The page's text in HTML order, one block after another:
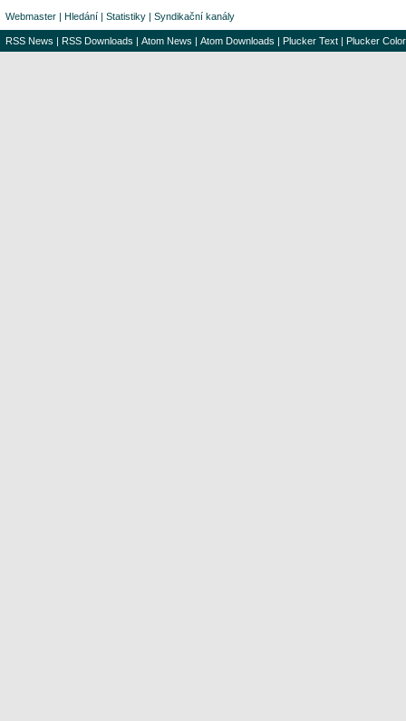
Webmaster | Hledání | Statistiky | Syndikační kanály
RSS News | RSS Downloads | Atom News | Atom Downloads | Plucker Text | Plucker Color